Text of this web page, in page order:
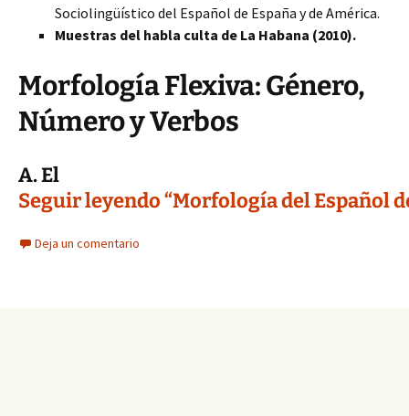
Sociolingüístico del Español de España y de América.
Muestras del habla culta de La Habana (2010).
Morfología Flexiva: Género,
Número y Verbos
A. El
Seguir leyendo “Morfología del Español
Deja un comentario